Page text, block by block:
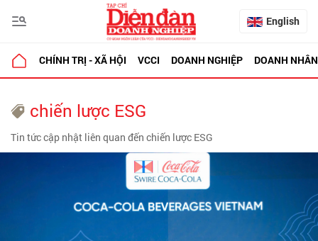
English
CHÍNH TRỊ - XÃ HỘI VCCI DOANH NGHIỆP DOANH NHÂN
chiến lược ESG
Tin tức cập nhật liên quan đến chiến lược ESG